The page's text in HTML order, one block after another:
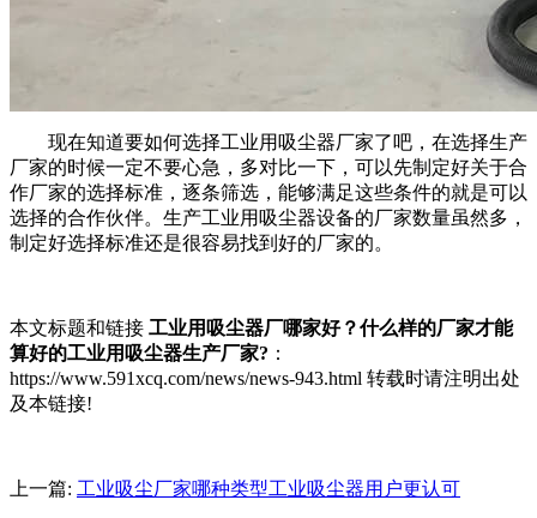
现在知道要如何选择工业用吸尘器厂家了吧，在选择生产
厂家的时候一定不要心急，多对比一下，可以先制定好关于合
作厂家的选择标准，逐条筛选，能够满足这些条件的就是可以
选择的合作伙伴。生产工业用吸尘器设备的厂家数量虽然多，
制定好选择标准还是很容易找到好的厂家的。
本文标题和链接 工业用吸尘器厂哪家好？什么样的厂家才能
算好的工业用吸尘器生产厂家? ：
https://www.591xcq.com/news/news-943.html 转载时请注明出处
及本链接!
上一篇: 工业吸尘厂家哪种类型工业吸尘器用户更认可